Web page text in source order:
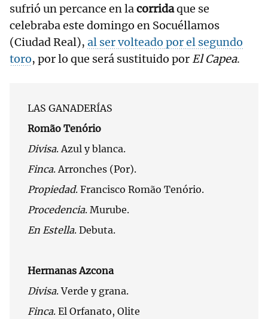
sufrió un percance en lacorridaque se
celebraba este domingo en Socuéllamos
(Ciudad Real), al ser volteado por el segundo
toro, por lo que será sustituido por El Capea.
LAS GANADERÍAS
Romão Tenório
Divisa. Azul y blanca.
Finca. Arronches (Por).
Propiedad. Francisco Romão Tenório.
Procedencia. Murube.
En Estella. Debuta.
Hermanas Azcona
Divisa. Verde y grana.
Finca. El Orfanato, Olite